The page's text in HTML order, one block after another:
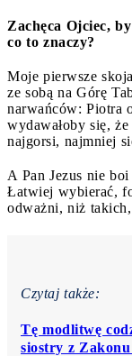
Zachęca Ojciec,
co to znaczy?
Moje pierwsze
ze sobą na Górę
narwańców: Piotra
wydawałoby się,
najgorsi, najmniej
A Pan Jezus nie
Łatwiej wybierać,
odważni, niż
Czytaj także:
Tę modlitwę
siostry z